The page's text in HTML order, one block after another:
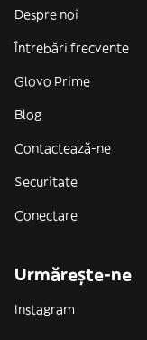
Despre noi
Întrebări frecvente
Glovo Prime
Blog
Contactează-ne
Securitate
Conectare
Urmărește-ne
Instagram